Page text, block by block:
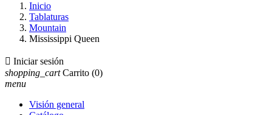
Inicio
Tablaturas
Mountain
Mississippi Queen
 Iniciar sesión
shopping_cart Carrito (0)
menu
Visión general